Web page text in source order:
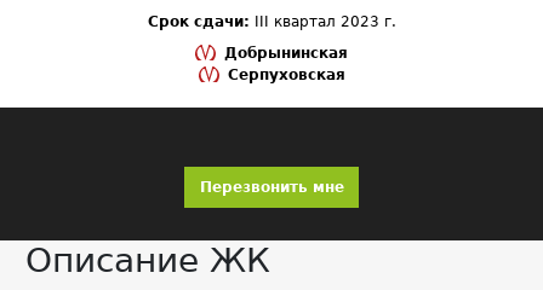
Срок сдачи: III квартал 2023 г.
Добрынинская
Серпуховская
Перезвонить мне
Описание ЖК